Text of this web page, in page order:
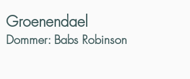
Groenendael
Dommer: Babs Robinson